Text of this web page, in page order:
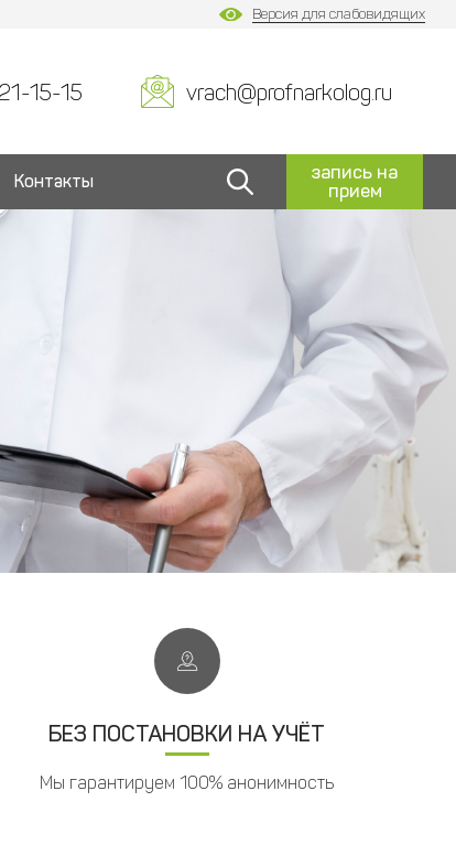
Версия для слабовидящих
15-15 vrach@profnarkolog.ru
Контакты
запись на
прием
БЕЗ ПОСТАНОВКИ НА УЧЁТ
Мы гарантируем 100% анонимность